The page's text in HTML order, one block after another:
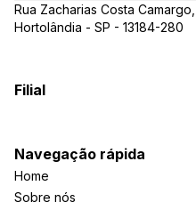
Rua Zacharias Costa
Hortolândia - SP - 13184-280
Filial
Navegação rápida
Home
Sobre nós